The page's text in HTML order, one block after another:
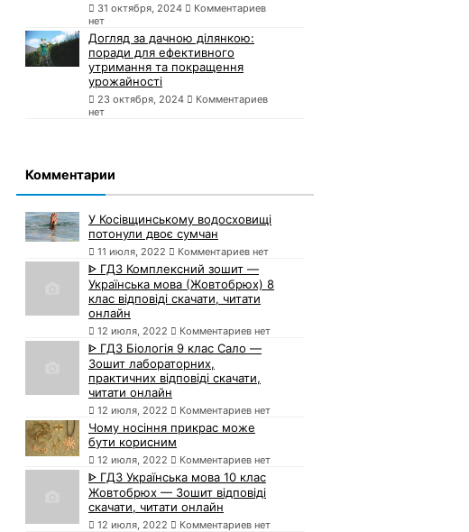
31 октября, 2024
Комментариев
нет
Догляд за дачною ділянкою:
поради для ефективного
утримання та покращення
урожайності
23 октября, 2024
Комментариев
нет
Комментарии
У Косівщинському водосховищі
потонули двоє сумчан
11 июля, 2022 Комментариев нет
ᐈ ГДЗ Комплексний зошит —
Українська мова (Жовтобрюх) 8
клас відповіді скачати, читати
онлайн
12 июля, 2022 Комментариев нет
ᐈ ГДЗ Біологія 9 клас Сало —
Зошит лабораторних,
практичних відповіді скачати,
читати онлайн
12 июля, 2022 Комментариев нет
Чому носіння прикрас може
бути корисним
12 июля, 2022 Комментариев нет
ᐈ ГДЗ Українська мова 10 клас
Жовтобрюх — Зошит відповіді
скачати, читати онлайн
12 июля, 2022 Комментариев нет